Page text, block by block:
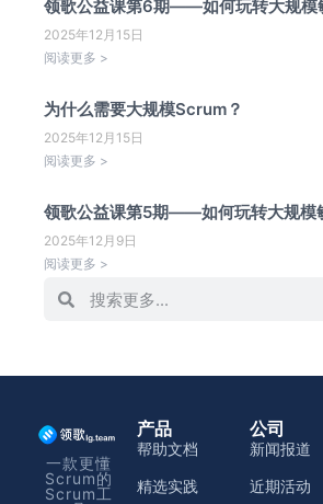
领歌公益课第6期——如何玩转大规模
2025年12月15日
阅读更多 >
为什么需要大规模Scrum？
2025年12月15日
阅读更多 >
领歌公益课第5期——如何玩转大规模
2025年12月9日
阅读更多 >
一款更懂
Scrum的
Scrum工
产品
帮助文档
精选实践
公司
新闻报道
近期活动